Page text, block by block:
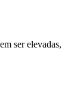
ser elevadas,